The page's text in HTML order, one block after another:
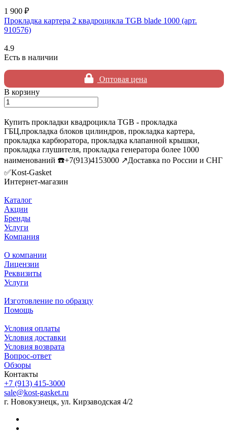
1 900 ₽
Прокладка картера 2 квадроцикла TGB blade 1000 (арт.
910576)
4.9
Есть в наличии
Оптовая цена
В корзину
Купить прокладки квадроцикла TGB - прокладка
ГБЦ,прокладка блоков цилиндров, прокладка картера,
прокладка карбюратора, прокладка клапанной крышки,
прокладка глушителя, прокладка генератора более 1000
наименований ☎️+7(913)4153000 ↗️Доставка по России и СНГ
✅Kost-Gasket
Интернет-магазин
Каталог
Акции
Бренды
Услуги
Компания
О компании
Лицензии
Реквизиты
Услуги
Изготовление по образцу
Помощь
Условия оплаты
Условия доставки
Условия возврата
Вопрос-ответ
Обзоры
Контакты
+7 (913) 415-3000
sale@kost-gasket.ru
г. Новокузнецк, ул. Кирзаводская 4/2